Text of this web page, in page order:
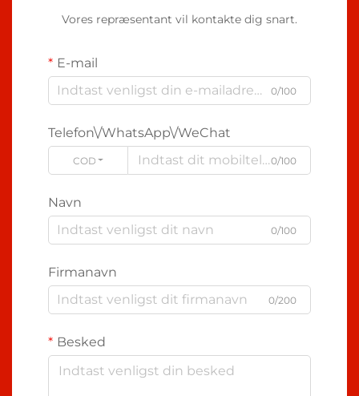
Vores repræsentant vil kontakte dig snart.
E-mail
0/100
Telefon\/WhatsApp\/WeChat
CODE 0/100
Navn
0/100
Firmanavn
0/200
Besked